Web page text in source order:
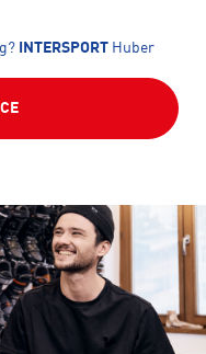
INTERSPORT Huber